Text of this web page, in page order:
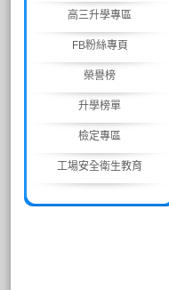
高三升學專區
FB粉絲專頁
榮譽榜
升學榜單
檢定專區
工場安全衛生教育